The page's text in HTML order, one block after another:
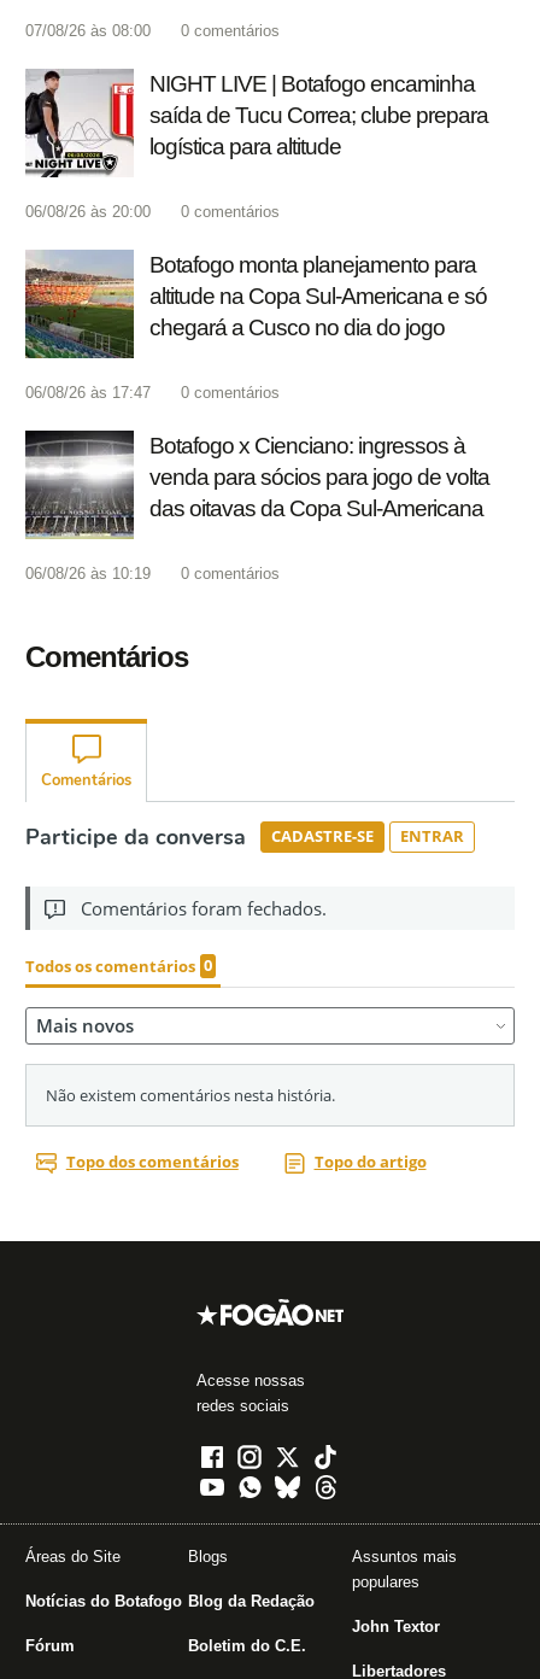
07/08/26 às 08:00 0 comentários
NIGHT LIVE | Botafogo encaminha
saída de Tucu Correa; clube prepara
logística para altitude
06/08/26 às 20:00 0 comentários
Botafogo monta planejamento para
altitude na Copa Sul-Americana e só
chegará a Cusco no dia do jogo
06/08/26 às 17:47 0 comentários
Botafogo x Cienciano: ingressos à
venda para sócios para jogo de volta
das oitavas da Copa Sul-Americana
06/08/26 às 10:19 0 comentários
Comentários
Acesse nossas
redes sociais
Áreas do Site
Notícias do Botafogo
Fórum
Blogs
Blog da Redação
Boletim do C.E.
Assuntos mais
populares
John Textor
Libertadores